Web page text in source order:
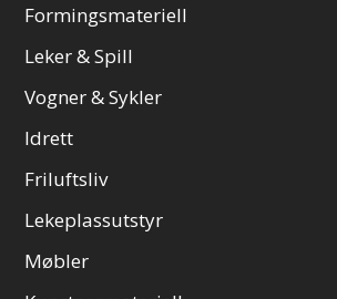
Formingsmateriell
Leker & Spill
Vogner & Sykler
Idrett
Friluftsliv
Lekeplassutstyr
Møbler